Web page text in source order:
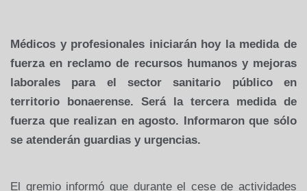
Médicos y profesionales iniciarán hoy la medida de
fuerza en reclamo de recursos humanos y mejoras
laborales para el sector sanitario público en
territorio bonaerense. Será la tercera medida de
fuerza que realizan en agosto. Informaron que sólo
se atenderán guardias y urgencias.
El gremio informó que durante el cese de actividades